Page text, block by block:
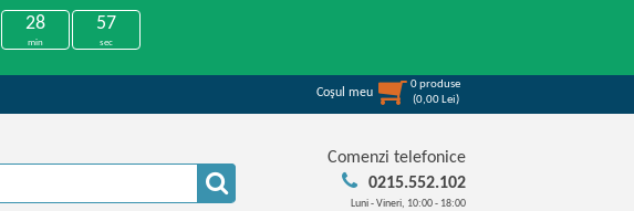
28
min
56
sec
Coşul meu
0produse
(0,00 Lei)
Comenzi telefonice
0215.552.102
Luni - Vineri, 10:00 - 18:00